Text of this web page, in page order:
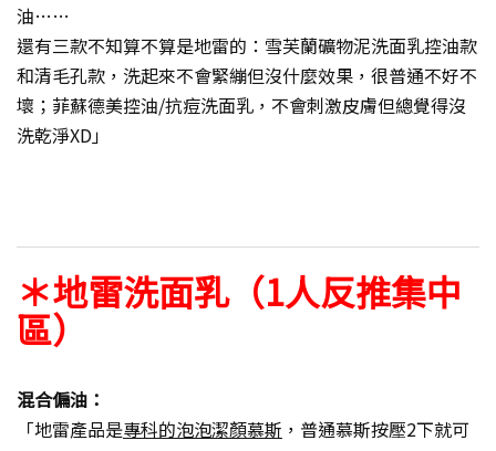
油……
還有三款不知算不算是地雷的：雪芙蘭礦物泥洗面乳控油款
和清毛孔款，洗起來不會緊繃但沒什麼效果，很普通不好不
壞；菲蘇德美控油/抗痘洗面乳，不會刺激皮膚但總覺得沒
洗乾淨XD」
＊地雷洗面乳（1人反推集中
區）
混合偏油：
「地雷產品是專科的泡泡潔顏慕斯 ，普通慕斯按壓2下就可